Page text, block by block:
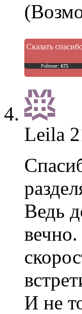
Сказать
Рейтинг: 675
Leila
Ведь
И не